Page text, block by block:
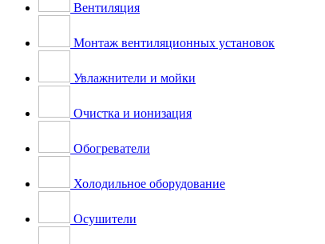
Вентиляция
Монтаж вентиляционных установок
Увлажнители и мойки
Очистка и ионизация
Обогреватели
Холодильное оборудование
Осушители